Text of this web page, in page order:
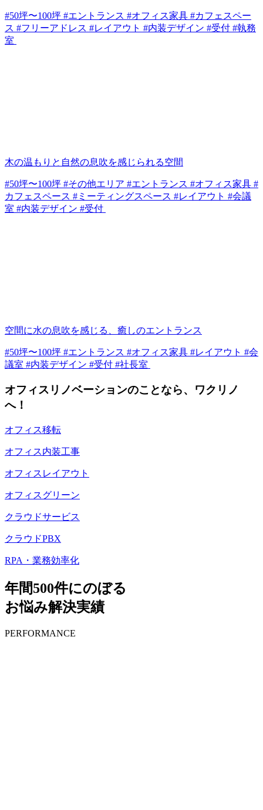
#50坪〜100坪 #エントランス #オフィス家具 #カフェスペー
ス #フリーアドレス #レイアウト #内装デザイン #受付 #執務
室
木の温もりと自然の息吹を感じられる空間
#50坪〜100坪 #その他エリア #エントランス #オフィス家具 #
カフェスペース #ミーティングスペース #レイアウト #会議
室 #内装デザイン #受付
空間に水の息吹を感じる、癒しのエントランス
#50坪〜100坪 #エントランス #オフィス家具 #レイアウト #会
議室 #内装デザイン #受付 #社長室
オフィスリノベーションのことなら、ワクリノ
へ！
オフィス移転
オフィス内装工事
オフィスレイアウト
オフィスグリーン
クラウドサービス
クラウドPBX
RPA・業務効率化
年間500件にのぼる
お悩み解決実績
PERFORMANCE